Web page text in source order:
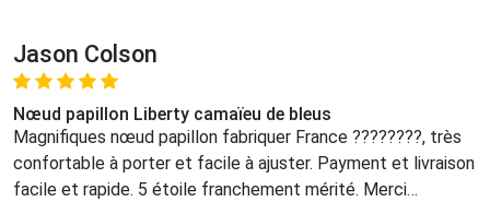
Jason Colson
Nœud papillon Liberty camaïeu de bleus
Magnifiques nœud papillon fabriquer France ????????, très
confortable à porter et facile à ajuster. Payment et livraison
facile et rapide. 5 étoile franchement mérité. Merci